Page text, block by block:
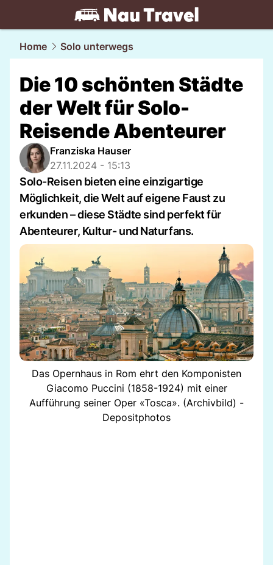
travel.NAU.ch
Home Solo unterwegs
Die 10 schönten Städte
der Welt für Solo-
Reisende Abenteurer
Franziska Hauser
27.11.2024 - 15:13
Solo-Reisen bieten eine einzigartige
Möglichkeit, die Welt auf eigene Faust zu
erkunden – diese Städte sind perfekt für
Abenteurer, Kultur- und Naturfans.
Das Opernhaus in Rom ehrt den Komponisten
Giacomo Puccini (1858-1924) mit einer
Aufführung seiner Oper «Tosca». (Archivbild) -
Depositphotos